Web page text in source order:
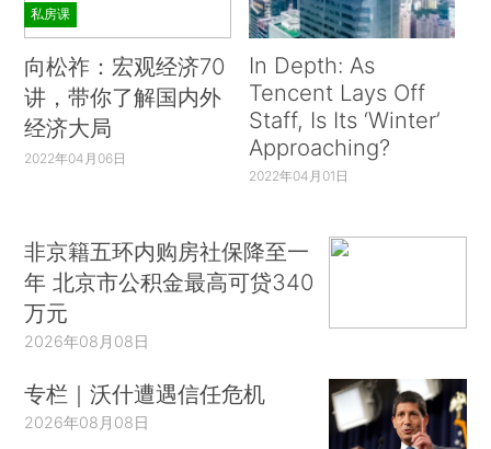
私房课
向松祚：宏观经济70
讲，带你了解国内外
经济大局
2022年04月06日
In Depth: As
Tencent Lays Off
Staff, Is Its ‘Winter’
Approaching?
2022年04月01日
非京籍五环内购房社保降至一
年 北京市公积金最高可贷340
万元
2026年08月08日
专栏｜沃什遭遇信任危机
2026年08月08日